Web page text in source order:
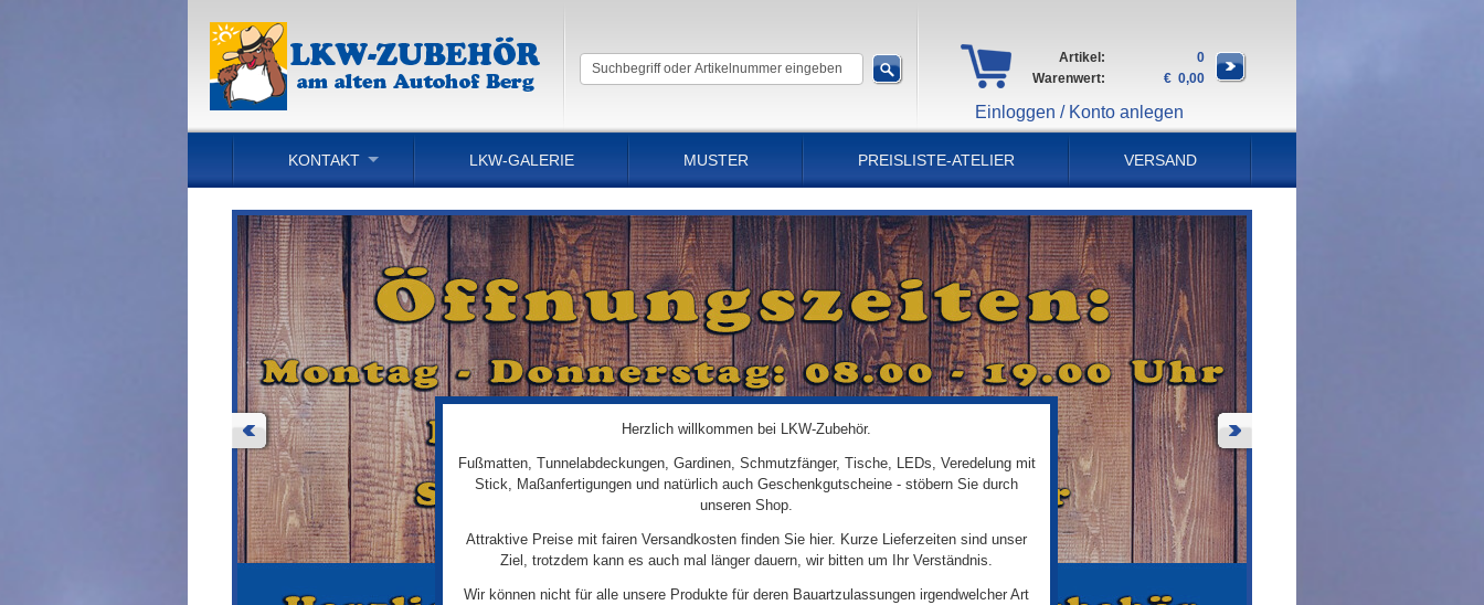
Artikel:
0
Warenwert:
€ 0,00
Einloggen / Konto anlegen
KONTAKT LKW-GALERIE MUSTER PREISLISTE-ATELIER VERSAND
Herzlich willkommen bei LKW-Zubehör.
Fußmatten, Tunnelabdeckungen, Gardinen, Schmutzfänger, Tische, LEDs, Veredelung mit
Stick, Maßanfertigungen und natürlich auch Geschenkgutscheine - stöbern Sie durch
unseren Shop.
Attraktive Preise mit fairen Versandkosten finden Sie hier. Kurze Lieferzeiten sind unser
Ziel, trotzdem kann es auch mal länger dauern, wir bitten um Ihr Verständnis.
Wir können nicht für alle unsere Produkte für deren Bauartzulassungen irgendwelcher Art